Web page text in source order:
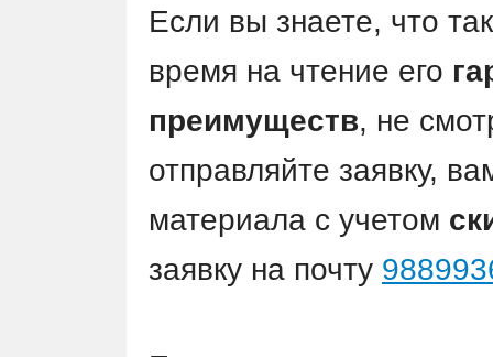
Если вы знаете, что
время на чтение его
преимуществ, не
отправляйте заявку,
материала с учетом
заявку на почту